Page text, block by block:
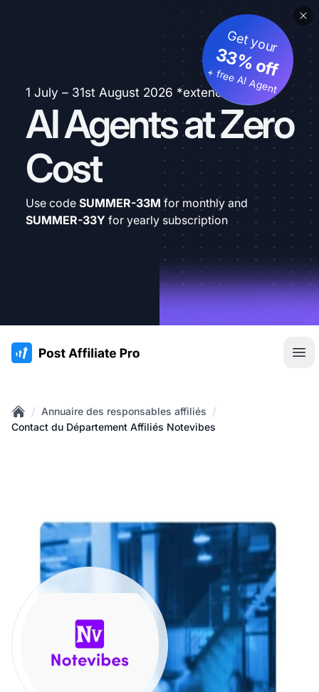
1 July – 31st August 2026 *extended
AI Agents at Zero
Cost
Get your
33% off
+ free AI Agent
Use code SUMMER-33M for monthly and
SUMMER-33Y for yearly subscription
:site.title
Home
/ Annuaire des responsables affiliés /
Contact du Département Affiliés Notevibes